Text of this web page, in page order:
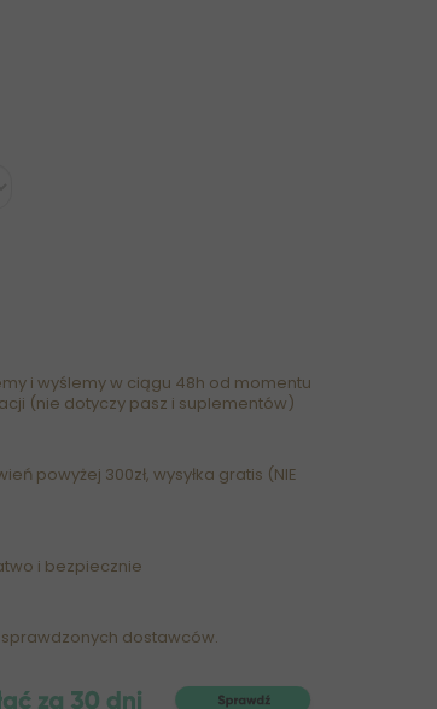
i wyślemy w ciągu 48h od momentu
(nie dotyczy pasz i suplementów)
powyżej 300zł, wysyłka gratis (NIE
i bezpiecznie
dostawców.